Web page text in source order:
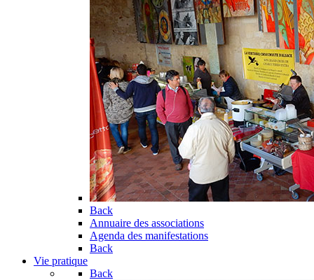
Back
Annuaire des associations
Agenda des manifestations
Back
Vie pratique
Back